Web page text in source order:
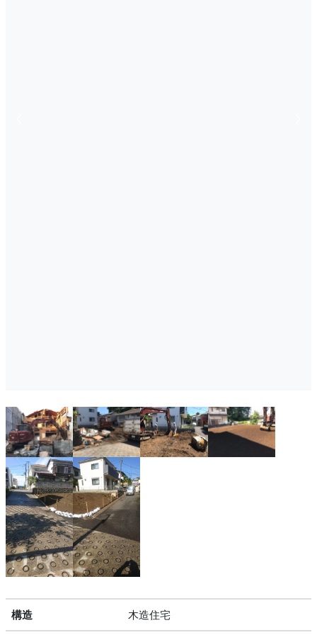
構造木造住